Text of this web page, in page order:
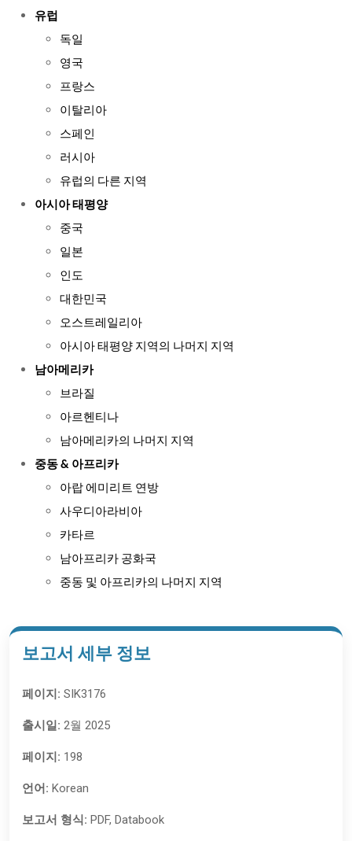
유럽
독일
영국
프랑스
이탈리아
스페인
러시아
유럽의 다른 지역
아시아 태평양
중국
일본
인도
대한민국
오스트레일리아
아시아 태평양 지역의 나머지 지역
남아메리카
브라질
아르헨티나
남아메리카의 나머지 지역
중동 & 아프리카
아랍 에미리트 연방
사우디아라비아
카타르
남아프리카 공화국
중동 및 아프리카의 나머지 지역
보고서 세부 정보
페이지: SIK3176
출시일: 2월 2025
페이지: 198
언어: Korean
보고서 형식: PDF, Databook